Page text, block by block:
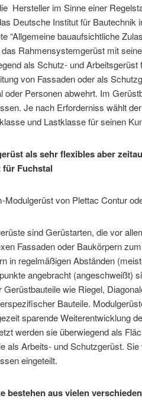
Hersteller im Sinne einer
Deutsche Institut für Bautechnik
“Allgemeine bauaufsichtliche
Rahmensystemgerüst mit
als Schutz- und
von Fassaden oder als
oder Personen abwehrt. Im
Je nach Erforderniss wählt
und Lastklasse für seinen
als sehr flexibles aber
für Fuchstal
Modulgerüst von Plettac Contur
sind Gerüstarten, die vor
Fassaden oder Baukörpern
in regelmäßigen Abständen
angebracht (angeschweißt)
Gerüstbauteile wie Riegel,
Bauteile.
sparende Weiterentwicklung
werden sie überwiegend als
als Arbeits- und Schutzgerüst.
eingeteilt.
bestehen aus vielen